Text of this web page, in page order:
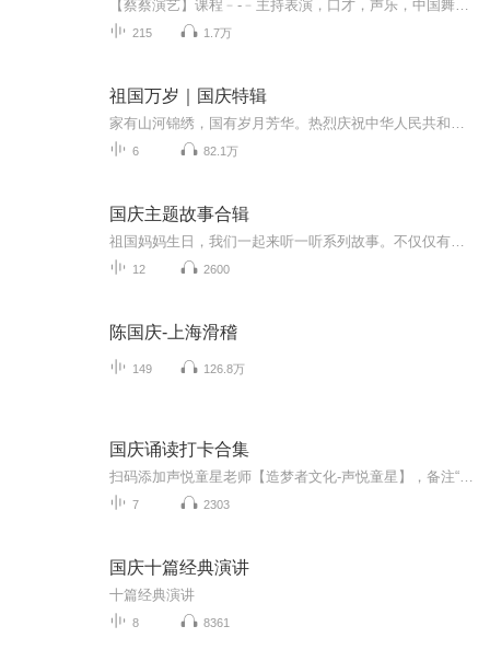
215 1.7万
祖国万岁｜国庆特辑
6 82.1万
国庆主题故事合辑
12 2600
陈国庆-上海滑稽
149 126.8万
国庆诵读打卡合集
7 2303
国庆十篇经典演讲
十篇经典演讲
8 8361